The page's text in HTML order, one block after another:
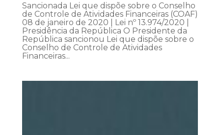
Sancionada Lei que dispõe sobre o Conselho
de Controle de Atividades Financeiras (COAF)
08 de janeiro de 2020 | Lei nº 13.974/2020 |
Presidência da República O Presidente da
República sancionou Lei que dispõe sobre o
Conselho de Controle de Atividades
Financeiras...